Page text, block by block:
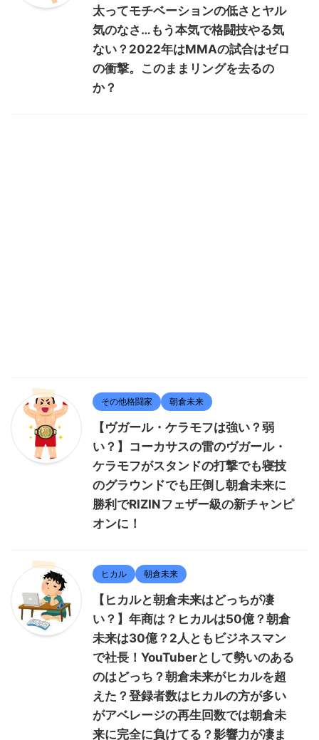
太ってモチベーションの低さとヤル
気のなさ…もう本気で格闘技やる気
ない？2022年はMMAの試合はゼロ
の衝撃。このままリングを去るの
か？
その他格闘家 朝倉未来
【ヴガール・ケラモフは強い？弱
い？】コーカサスの雷のヴガール・
ケラモフがスタンドの打撃でも寝技
のグラウンドでも圧倒し朝倉未来に
勝利でRIZINフェザー級の新チャンピ
オンに！
ヒカル 朝倉未来
【ヒカルと朝倉未来はどっちが凄
い？】年商は？ヒカルは50億？朝倉
未来は30億？2人ともビジネスマン
で社長！YouTuberとして勢いのある
のはどっち？朝倉未来がヒカルを超
えた？登録者数はヒカルの方が多い
がアベレージの再生回数では朝倉未
来に完全に負けてる？影響力が凄ま